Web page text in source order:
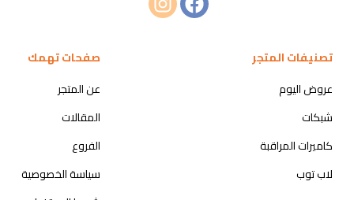
تصنيفات المتجر
عروض اليوم
شبكات
كاميرات المراقبة
لاب توب
صفحات تهمك
عن المتجر
المقالات
الفروع
سياسة الخصوصية